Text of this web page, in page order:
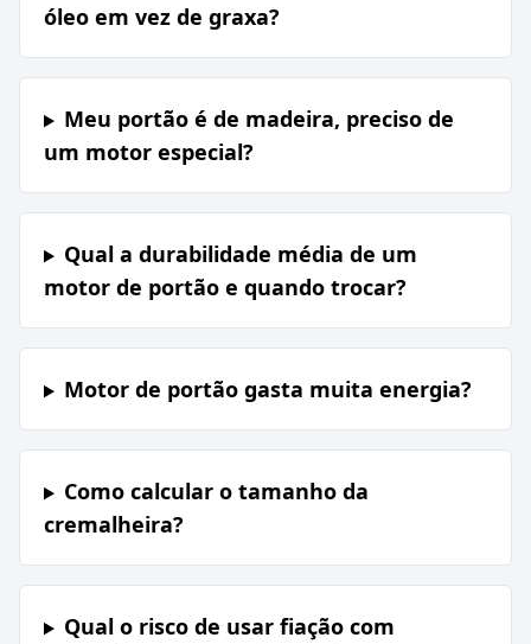
óleo em vez de graxa?
Meu portão é de madeira, preciso de
um motor especial?
Qual a durabilidade média de um
motor de portão e quando trocar?
Motor de portão gasta muita energia?
Como calcular o tamanho da
cremalheira?
Qual o risco de usar fiação com